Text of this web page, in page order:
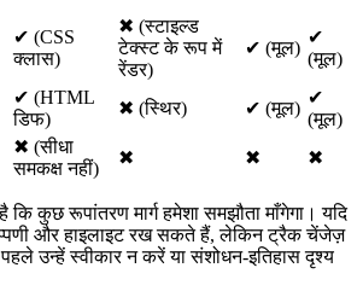
✔︎ (CSS
क्लास)
✖︎ (स्टाइल्ड
टेक्स्ट के रूप में
रेंडर)
✔︎ (मूल)
✔︎
(मूल)
✔︎ (HTML
डिफ)
✖︎ (स्थिर) ✔︎ (मूल)
✔︎
(मूल)
✖︎ (सीधा
समकक्ष नहीं)
✖︎ ✖︎ ✖︎
कि कुछ रूपांतरण मार्ग हमेशा समझौता माँगेगा। यदि
और हाइलाइट रख सकते हैं, लेकिन ट्रैक चेंजेज़
उन्हें स्वीकार न करें या संशोधन‑इतिहास दृश्य